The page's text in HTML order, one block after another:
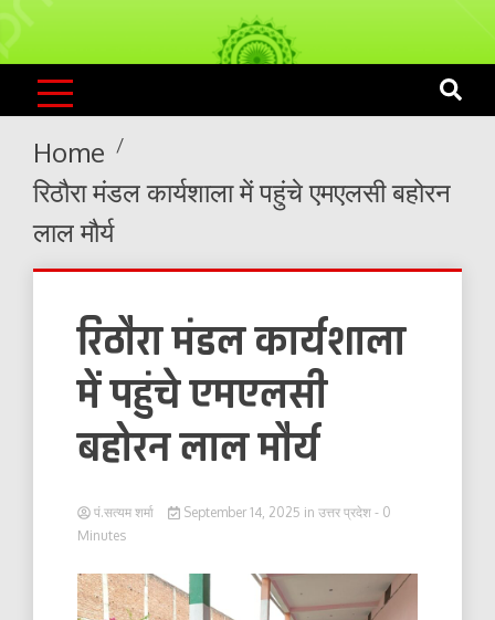
KNLS LIVE
India`s No.1 News Portal
Home
रिठौरा मंडल कार्यशाला में पहुंचे एमएलसी बहोरन
लाल मौर्य
रिठौरा मंडल कार्यशाला
में पहुंचे एमएलसी
बहोरन लाल मौर्य
पं.सत्यम शर्मा September 14, 2025 in उत्तर प्रदेश - 0
Minutes